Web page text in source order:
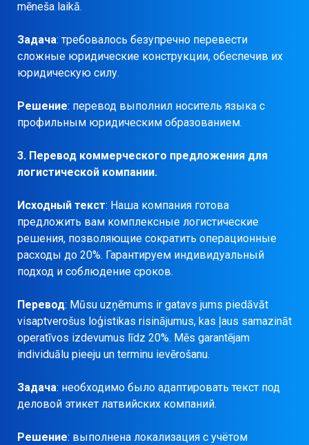
mēneša laikā.
Задача: требовалось безупречно перевести
сложные юридические конструкции, обеспечив их
юридическую силу.
Решение: перевод выполнил носитель языка с
профильным юридическим образованием.
3. Перевод коммерческого предложения для
логистической компании.
Исходный текст: Наша компания готова
предложить вам комплексные логистические
решения, позволяющие сократить операционные
расходы до 20%. Гарантируем индивидуальный
подход и соблюдение сроков.
Перевод: Mūsu uzņēmums ir gatavs jums piedāvāt
visaptverošus loģistikas risinājumus, kas ļaus samazināt
operatīvos izdevumus līdz 20%. Mēs garantējam
individuālu pieeju un terminu ievērošanu.
Задача: необходимо было адаптировать текст под
деловой этикет латвийских компаний.
Решение: выполнена локализация с учётом